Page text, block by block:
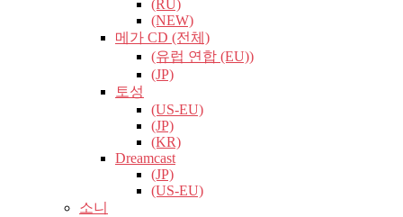
(RU)
(NEW)
메가 CD (전체)
(유럽​​ 연합 (EU))
(JP)
토성
(US-EU)
(JP)
(KR)
Dreamcast
(JP)
(US-EU)
소니